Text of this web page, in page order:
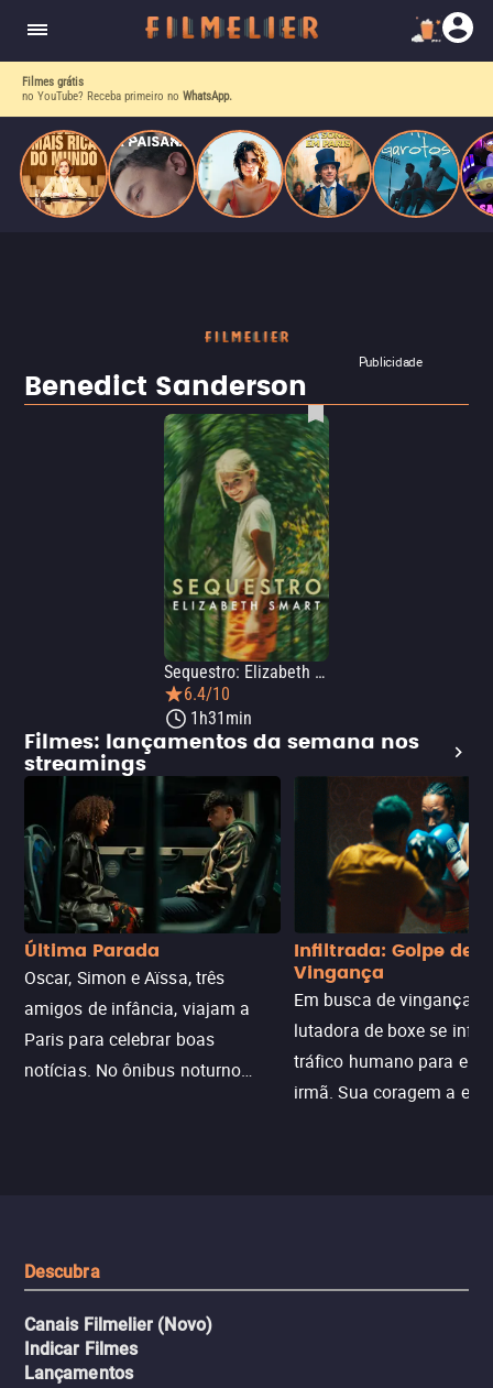
Filmes grátis
no YouTube? Receba primeiro no WhatsApp.
Publicidade
Benedict Sanderson
Sequestro: Elizabeth Smart
6.4/10
1h31min
Filmes: lançamentos da semana nos
streamings
Última Parada
Oscar, Simon e Aïssa, três
amigos de infância, viajam a
Paris para celebrar boas
notícias. No ônibus noturno
Infiltrada: Golpe de
Vingança
Em busca de vingança,
lutadora de boxe se
tráfico humano para
irmã. Sua coragem a
do
Mundo
Descubra
Canais Filmelier (Novo)
Indicar Filmes
Lançamentos